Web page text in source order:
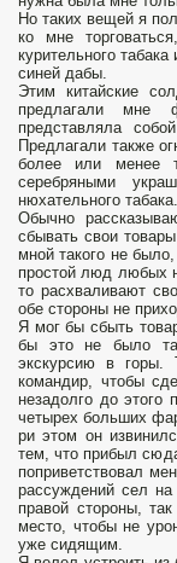
Но таких вещей я
ко мне
курительного
синей дабы.
Этим китайские
предлагали мне
представляла
Предлагали также
более или менее
серебряными
нюхательного табака.
Обычно
сбывать свои
мной такого не
простой люд любых
то расхваливают
обе стороны не
Я мог бы сбыть
бы это не было
экскурсию в горы.
командир, чтобы
незадолго до этого
четырех больших
ри этом он
тем, что прибыл
поприветствовал
рассуждений сел
правой стороны,
место, чтобы не
уже сидящим.